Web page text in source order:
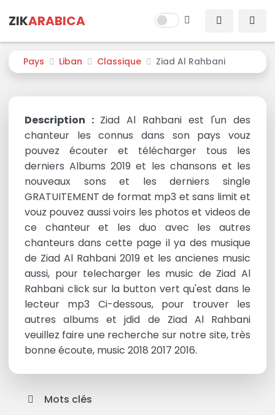
ZIKARABICA
Pays Liban Classique Ziad Al Rahbani
Description : Ziad Al Rahbani est l'un des
chanteur les connus dans son pays vouz
pouvez écouter et télécharger tous les
derniers Albums 2019 et les chansons et les
nouveaux sons et les derniers single
GRATUITEMENT de format mp3 et sans limit et
vouz pouvez aussi voirs les photos et videos de
ce chanteur et les duo avec les autres
chanteurs dans cette page il ya des musique
de Ziad Al Rahbani 2019 et les ancienes music
aussi, pour telecharger les music de Ziad Al
Rahbani click sur la button vert qu'est dans le
lecteur mp3 Ci-dessous, pour trouver les
autres albums et jdid de Ziad Al Rahbani
veuillez faire une recherche sur notre site, très
bonne écoute, music 2018 2017 2016.
Mots clés